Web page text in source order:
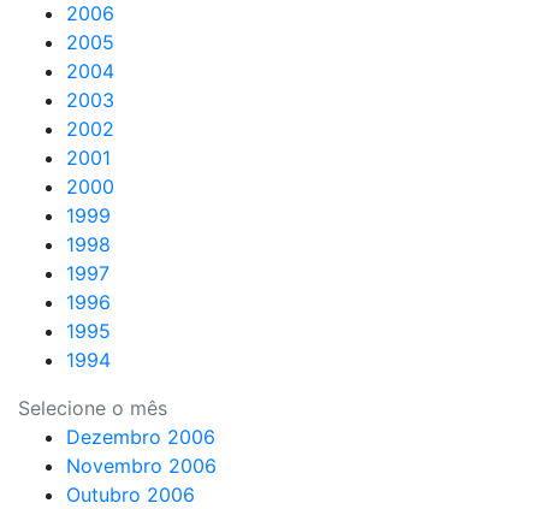
2006
2005
2004
2003
2002
2001
2000
1999
1998
1997
1996
1995
1994
Selecione o mês
Dezembro 2006
Novembro 2006
Outubro 2006